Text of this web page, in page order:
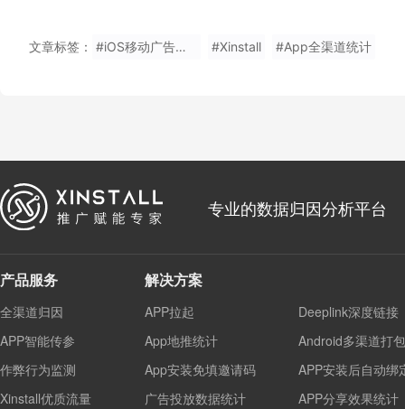
文章标签： #iOS移动广告效果统计哪家好 #Xinstall #App全渠道统计
专业的数据归因分析平台
产品服务
全渠道归因
APP智能传参
作弊行为监测
Xinstall优质流量
解决方案
APP拉起
Deeplink深度链接
App地推统计
Android多渠道打包
App安装免填邀请码
APP安装后自动绑
广告投放数据统计
APP分享效果统计